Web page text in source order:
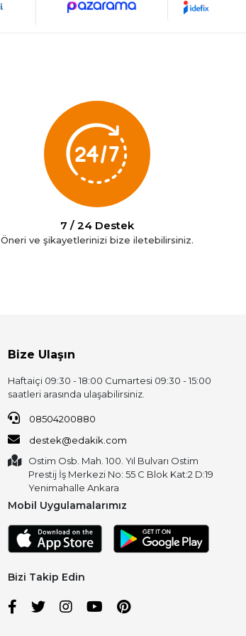
7 / 24 Destek
Öneri ve şikayetlerinizi bize iletebilirsiniz.
Bize Ulaşın
Haftaiçi 09:30 - 18:00 Cumartesi 09:30 - 15:00
saatleri arasında ulaşabilirsiniz.
08504200880
destek@edakik.com
Ostim Osb. Mah. 100. Yıl Bulvarı Ostim
Prestij İş Merkezi No: 55 C Blok Kat:2 D:19
Yenimahalle Ankara
Mobil Uygulamalarımız
Bizi Takip Edin